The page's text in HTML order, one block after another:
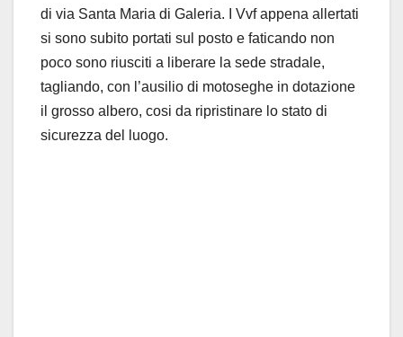
di via Santa Maria di Galeria. I Vvf appena allertati
si sono subito portati sul posto e faticando non
poco sono riusciti a liberare la sede stradale,
tagliando, con l’ausilio di motoseghe in dotazione
il grosso albero, cosi da ripristinare lo stato di
sicurezza del luogo.